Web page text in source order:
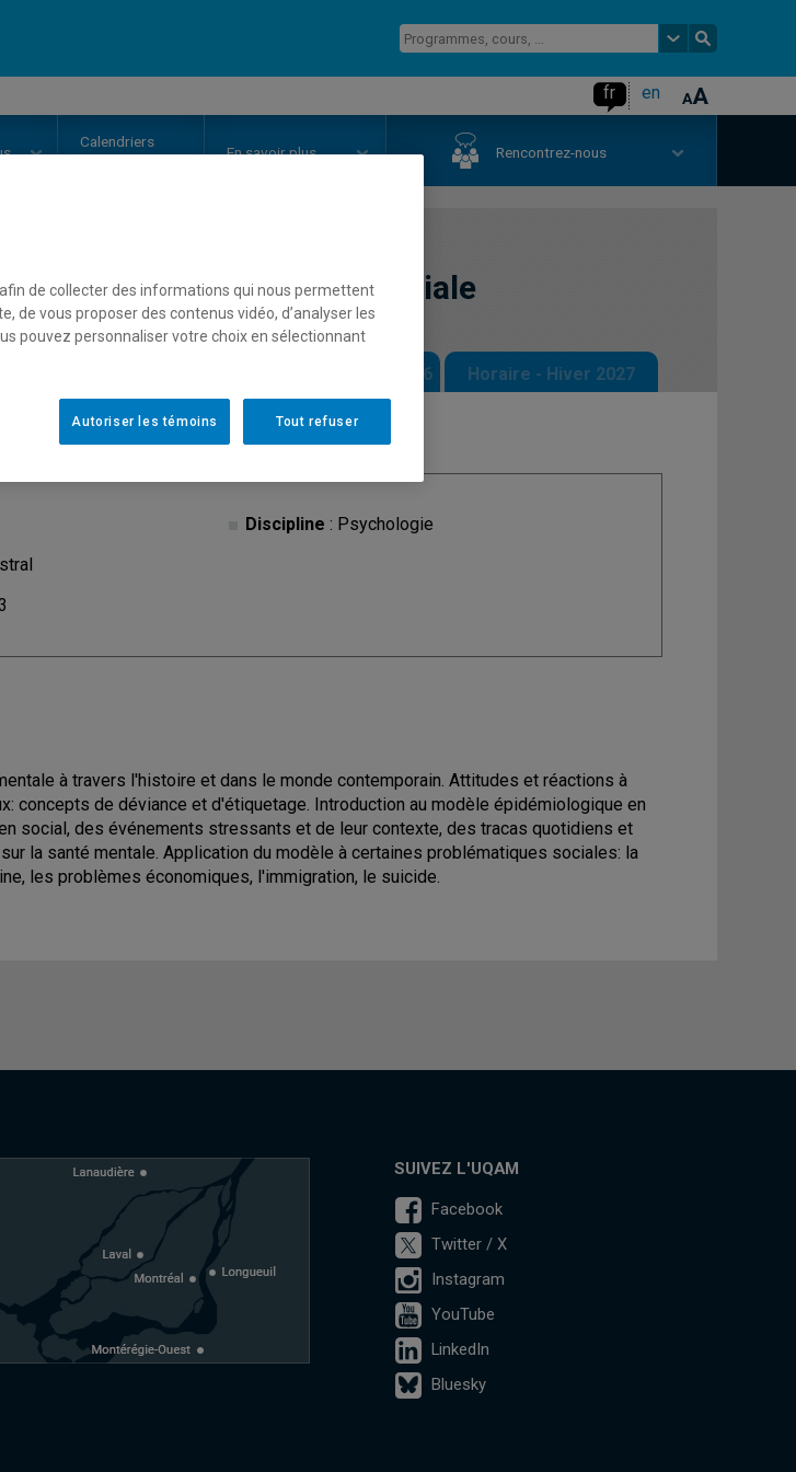
fr en
Calendriers
En savoir plus Rencontrez-nous
-Psychopathologie sociale
Horaire - Automne 2026 Horaire - Hiver 2027
Discipline : Psychologie
à travers l'histoire et dans le monde contemporain. Attitudes et réactions à
concepts de déviance et d'étiquetage. Introduction au modèle épidémiologique en
social, des événements stressants et de leur contexte, des tracas quotidiens et
la santé mentale. Application du modèle à certaines problématiques sociales: la
les problèmes économiques, l'immigration, le suicide.
SUIVEZ L'UQAM
Facebook
Twitter / X
Instagram
YouTube
LinkedIn
Bluesky
de collecter des informations qui nous permettent
de vous proposer des contenus vidéo, d’analyser les
pouvez personnaliser votre choix en sélectionnant
Tout refuser
Autoriser les témoins